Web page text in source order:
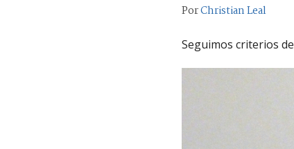
PorChristian Leal
Seguimos criterios de